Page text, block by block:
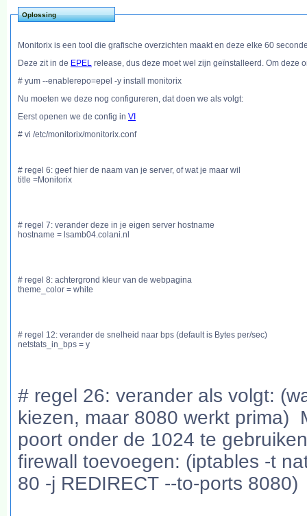
Oplossing
Monitorix is een tool die grafische overzichten maakt en deze elke 60
Deze zit in de EPEL release, dus deze moet wel zijn geïnstalleerd. Om deze
# yum --enablerepo=epel -y install monitorix
Nu moeten we deze nog configureren, dat doen we als volgt:
Eerst openen we de config in VI
# vi /etc/monitorix/monitorix.conf
# regel 6: geef hier de naam van je server, of wat je maar wil
title =Monitorix
# regel 7: verander deze in je eigen server hostname
hostname = lsamb04.colani.nl
# regel 8: achtergrond kleur van de webpagina
theme_color = white
# regel 12: verander de snelheid naar bps (default is Bytes per/sec)
netstats_in_bps = y
# regel 26: verander als volgt:
kiezen, maar 8080 werkt prima)
poort onder de 1024 te
firewall toevoegen: (iptables -t
80 -j REDIRECT --to-ports 8080)